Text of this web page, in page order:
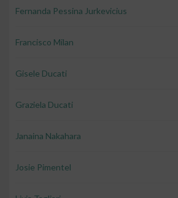
Fernanda Pessina Jurkevicius
Francisco Milan
Gisele Ducati
Graziela Ducati
Janaina Nakahara
Josie Pimentel